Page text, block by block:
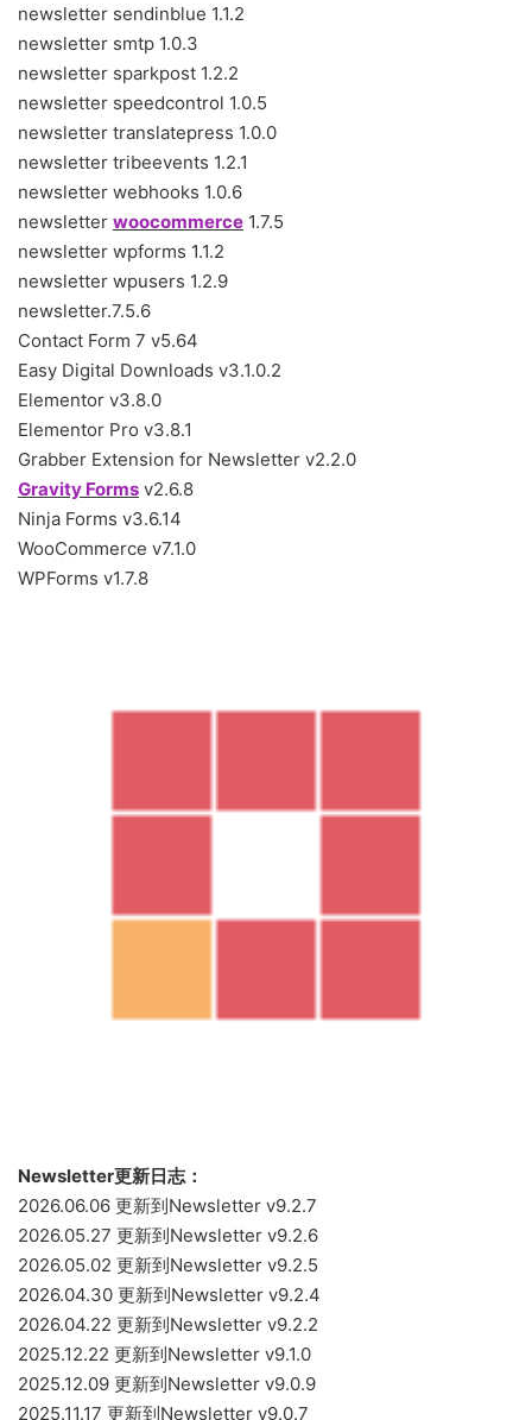
newsletter sendinblue 1.1.2
newsletter smtp 1.0.3
newsletter sparkpost 1.2.2
newsletter speedcontrol 1.0.5
newsletter translatepress 1.0.0
newsletter tribeevents 1.2.1
newsletter webhooks 1.0.6
newsletter woocommerce 1.7.5
newsletter wpforms 1.1.2
newsletter wpusers 1.2.9
newsletter.7.5.6
Contact Form 7 v5.64
Easy Digital Downloads v3.1.0.2
Elementor v3.8.0
Elementor Pro v3.8.1
Grabber Extension for Newsletter v2.2.0
Gravity Forms v2.6.8
Ninja Forms v3.6.14
WooCommerce v7.1.0
WPForms v1.7.8
Newsletter更新日志：
2026.06.06 更新到Newsletter v9.2.7
2026.05.27 更新到Newsletter v9.2.6
2026.05.02 更新到Newsletter v9.2.5
2026.04.30 更新到Newsletter v9.2.4
2026.04.22 更新到Newsletter v9.2.2
2025.12.22 更新到Newsletter v9.1.0
2025.12.09 更新到Newsletter v9.0.9
2025.11.17 更新到Newsletter v9.0.7